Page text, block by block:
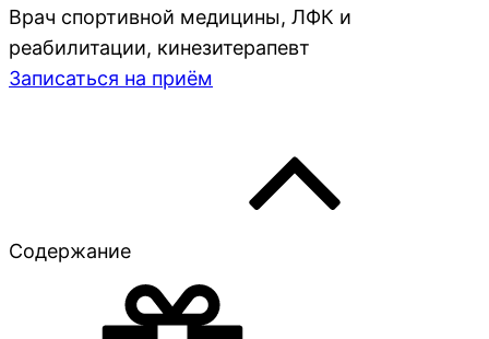
Врач спортивной медицины, ЛФК и
реабилитации, кинезитерапевт
Записаться на приём
Содержание